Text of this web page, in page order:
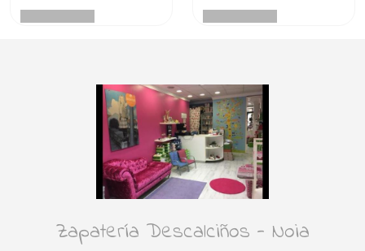
Zapatería Descalciños - Noia